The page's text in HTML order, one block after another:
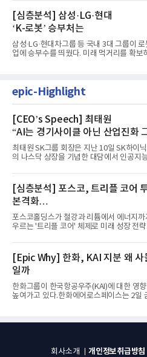
[심층분석] 삼성·LG·현대
‘K-로봇’ 승부처는
삼성·LG·현대차그룹 등 국내 3대 그룹이
업에 승부수를 띄웠다. 미래 먹거리를 확보
epic-Highlight
[CEO’s Speech] 최태원
“AI는 경기사이클 아닌 산업진화
자체”
최태원 SK그룹 회장은 지난 10일 SK하이
의 나스닥 상장을 기념한 대담에서 인공지
[심층분석] 포스코, 트리플 코어
본격화
16조7천억원 투자 재원 마련 전략
포스코홀딩스가 철강과 리튬에서 에너지까
우르는 '트리플 코어' 체제로 미래 성장 전
[Epic Why] 한화, KAI 지분 왜 사
일까
한화그룹이 한국항공우주(KAI)에 대한 영
높여가고 있다.한화에어로스페이스는 2일
회사소개 개인정보취급방침